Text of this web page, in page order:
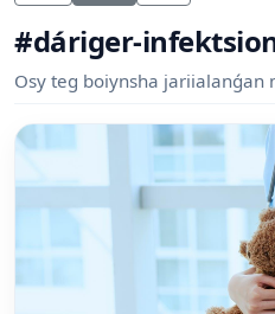
#dáriger-
Osy teg boiynsha jariialanǵan